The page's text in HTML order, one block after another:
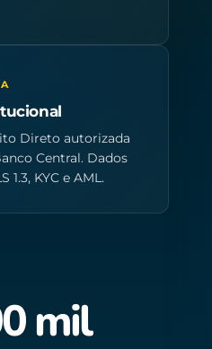
Direto autorizada
Central. Dados
1.3, KYC e AML.
mil